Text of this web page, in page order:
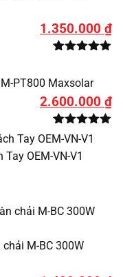
1.350.000 ₫
đánh giá
PT800 Maxsolar
2.600.000 ₫
5.00trên 5
dựa trên
5
đánh giá
OEM-VN-V1
M-BC 300W